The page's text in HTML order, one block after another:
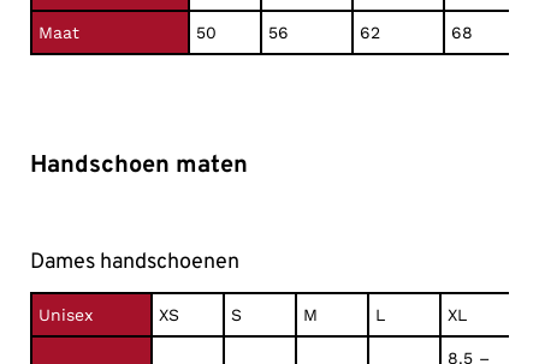
Maat 50 56 62 68
Handschoen maten
Dames handschoenen
Unisex XS S M L XL
8.5 –